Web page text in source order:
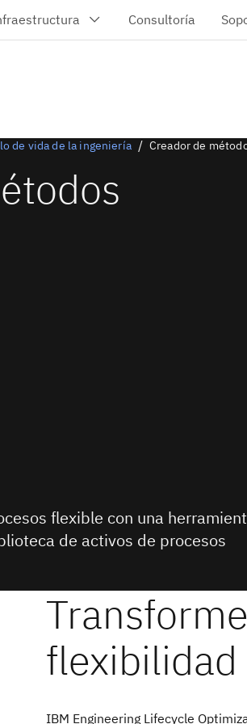
de vida de la ingeniería Creador de
flexible con una
de activos de procesos
IBM Engineering Lifecycle